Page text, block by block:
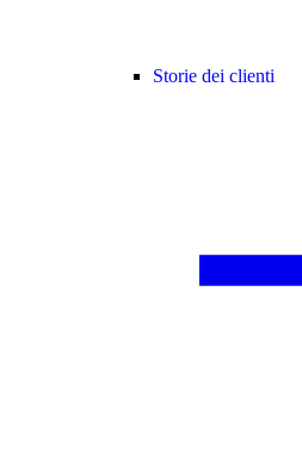
Storie dei clienti